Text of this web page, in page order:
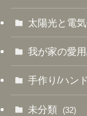
太陽光と電
我が家の愛
(12)
(13)
手作り/ハン
未分類 (32)